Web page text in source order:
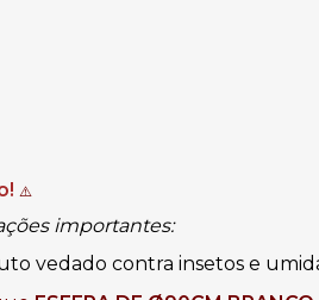
⚠️
importantes:
vedado contra insetos e